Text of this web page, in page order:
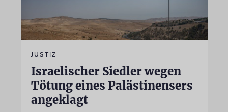
JUSTIZ
Israelischer Siedler wegen
Tötung eines Palästinensers
angeklagt